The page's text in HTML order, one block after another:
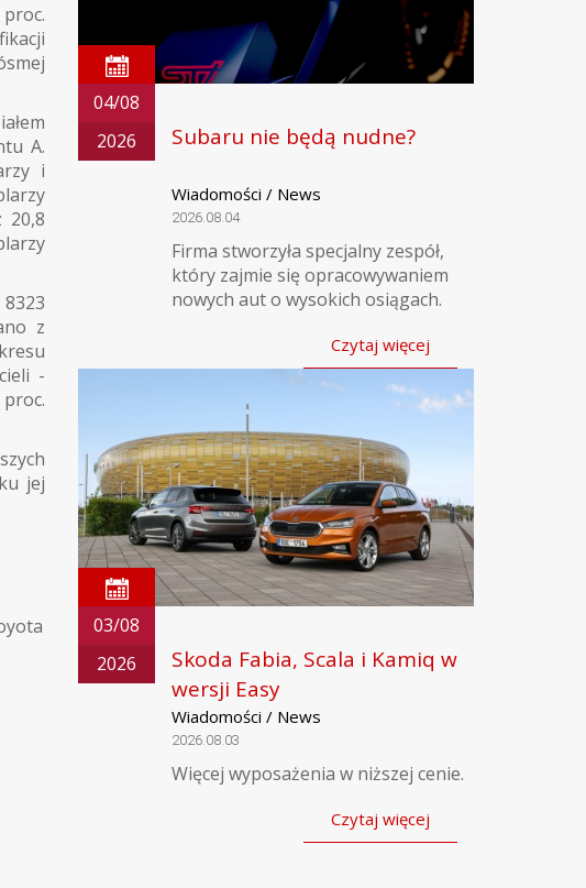
A.
i
20,8
z
-
jej
04/08
2026
Subaru nie będą nudne?
Wiadomości / News
2026.08.04
Firma stworzyła specjalny zespół,
który zajmie się opracowywaniem
nowych aut o wysokich osiągach.
Czytaj więcej
03/08
2026
Skoda Fabia, Scala i Kamiq w
wersji Easy
Wiadomości / News
2026.08.03
Więcej wyposażenia w niższej cenie.
Czytaj więcej